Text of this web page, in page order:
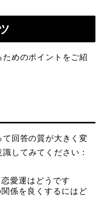
めのポイントをご紹
回答の質が大きく変
してみてください：
恋愛運はどうです
係を良くするにはど